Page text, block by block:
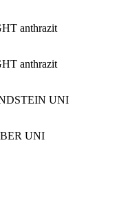
anthrazit
anthrazit
UNI
UNI